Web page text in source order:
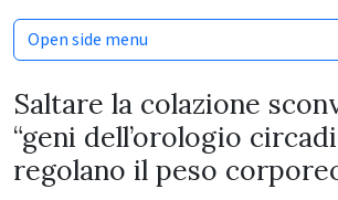
Saltare la colazione
“geni dell’orologio
regolano il peso
Open side menu